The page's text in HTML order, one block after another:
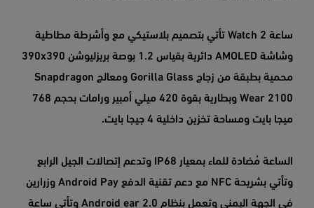
ساعة Watch 2 تأتي بتصميم بلاستيكي مع وأشرطة مطاطية
وشاشة AMOLED دائرية بقياس 1.2 بوصة بريزليوشن 390x390
محمية بطبقة من زجاج Gorilla Glass ومعالج Snapdragon
Wear 2100 وبطارية بقوة 420 ميلي أمبير ورامات بحجم 768
ميجا بايت ومساحة تخزين داخلية 4 جيجا بايت.
الساعة مُضادة للماء بمعيار IP68 وتدعم إتصالات الجيل الرابع
وتأتي بشريحة NFC مع دعم تقنية الدفع Android Pay وزرارين
في الجهة اليمنى وتعمل بنظام Android ear 2.0 وتأتي ساعة